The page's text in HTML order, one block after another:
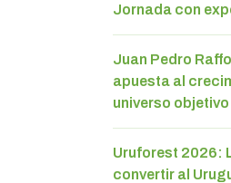
Jornada con
Juan Pedro
apuesta al
universo objetivo
Uruforest 2026:
convertir al